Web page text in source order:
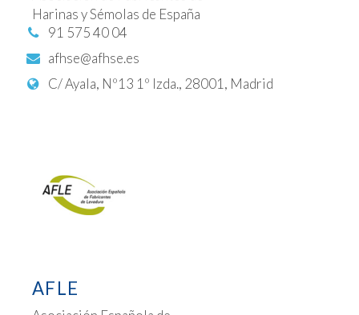
Harinas y Sémolas de España
91 575 40 04
afhse@afhse.es
C/ Ayala, Nº13 1º Izda., 28001, Madrid
AFLE